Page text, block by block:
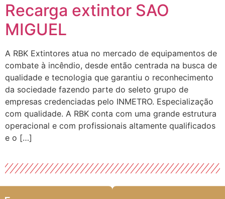
Recarga extintor SAO
MIGUEL
A RBK Extintores atua no mercado de equipamentos de
combate à incêndio, desde então centrada na busca de
qualidade e tecnologia que garantiu o reconhecimento
da sociedade fazendo parte do seleto grupo de
empresas credenciadas pelo INMETRO. Especialização
com qualidade. A RBK conta com uma grande estrutura
operacional e com profissionais altamente qualificados
e o […]